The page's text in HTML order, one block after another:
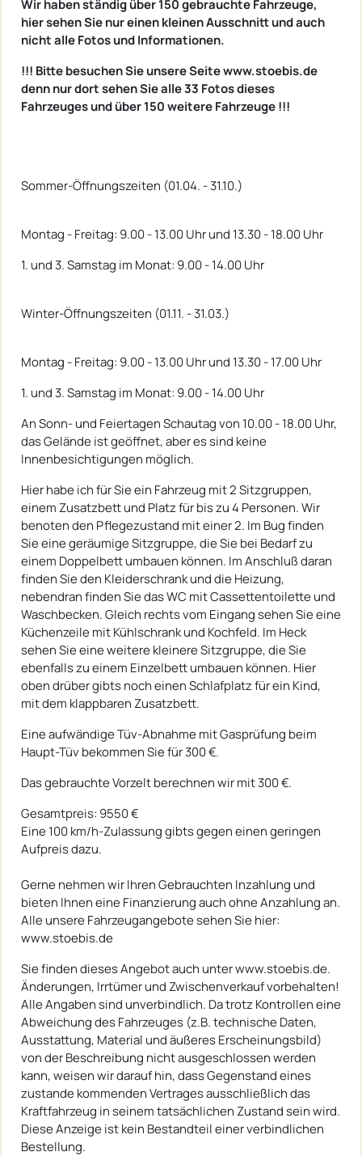
Wir haben ständig über 150 gebrauchte Fahrzeuge,
hier sehen Sie nur einen kleinen Ausschnitt und auch
nicht alle Fotos und Informationen.
!!! Bitte besuchen Sie unsere Seite www.stoebis.de
denn nur dort sehen Sie alle 33 Fotos dieses
Fahrzeuges und über 150 weitere Fahrzeuge !!!
Sommer-Öffnungszeiten (01.04. - 31.10.)
Montag - Freitag: 9.00 - 13.00 Uhr und 13.30 - 18.00 Uhr
1. und 3. Samstag im Monat: 9.00 - 14.00 Uhr
Winter-Öffnungszeiten (01.11. - 31.03.)
Montag - Freitag: 9.00 - 13.00 Uhr und 13.30 - 17.00 Uhr
1. und 3. Samstag im Monat: 9.00 - 14.00 Uhr
An Sonn- und Feiertagen Schautag von 10.00 - 18.00 Uhr,
das Gelände ist geöffnet, aber es sind keine
Innenbesichtigungen möglich.
Hier habe ich für Sie ein Fahrzeug mit 2 Sitzgruppen,
einem Zusatzbett und Platz für bis zu 4 Personen. Wir
benoten den Pflegezustand mit einer 2. Im Bug finden
Sie eine geräumige Sitzgruppe, die Sie bei Bedarf zu
einem Doppelbett umbauen können. Im Anschluß daran
finden Sie den Kleiderschrank und die Heizung,
nebendran finden Sie das WC mit Cassettentoilette und
Waschbecken. Gleich rechts vom Eingang sehen Sie eine
Küchenzeile mit Kühlschrank und Kochfeld. Im Heck
sehen Sie eine weitere kleinere Sitzgruppe, die Sie
ebenfalls zu einem Einzelbett umbauen können. Hier
oben drüber gibts noch einen Schlafplatz für ein Kind,
mit dem klappbaren Zusatzbett.
Eine aufwändige Tüv-Abnahme mit Gasprüfung beim
Haupt-Tüv bekommen Sie für 300 €.
Das gebrauchte Vorzelt berechnen wir mit 300 €.
Gesamtpreis: 9550 €
Eine 100 km/h-Zulassung gibts gegen einen geringen
Aufpreis dazu.
Gerne nehmen wir Ihren Gebrauchten Inzahlung und
bieten Ihnen eine Finanzierung auch ohne Anzahlung an.
Alle unsere Fahrzeugangebote sehen Sie hier:
www.stoebis.de​​​​​​​​​​​​​​​​​​​​​​​​
Sie finden dieses Angebot auch unter www.stoebis.de.
Änderungen, Irrtümer und Zwischenverkauf vorbehalten!
Alle Angaben sind unverbindlich. Da trotz Kontrollen eine
Abweichung des Fahrzeuges (z.B. technische Daten,
Ausstattung, Material und äußeres Erscheinungsbild)
von der Beschreibung nicht ausgeschlossen werden
kann, weisen wir darauf hin, dass Gegenstand eines
zustande kommenden Vertrages ausschließlich das
Kraftfahrzeug in seinem tatsächlichen Zustand sein wird.
Diese Anzeige ist kein Bestandteil einer verbindlichen
Bestellung.